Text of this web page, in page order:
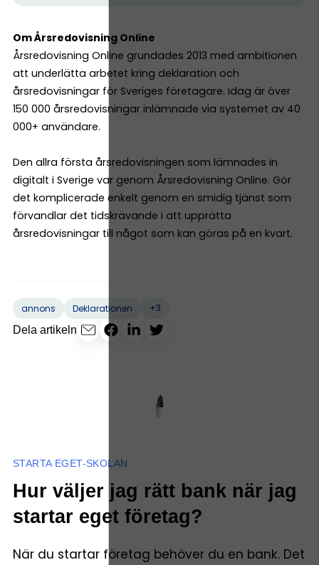
Om Årsredovisning Online
Årsredovisning Online grundades 2013 med ambitionen
att underlätta arbetet kring deklaration och
årsredovisningar för Sveriges företagare. Idag är över
150 000 årsredovisningar inlämnade via systemet av 40
000+ användare.
Den allra första årsredovisningen som lämnades in
digitalt i Sverige var genom Årsredovisning Online. Gör
det komplicerade enkelt genom en smidig tjänst som
förvandlar det tidskrävande i att upprätta
årsredovisningar till något som kan göras på en kvart.
annons Deklarationen
+3
Dela artikeln
STARTA EGET-SKOLAN
Hur väljer jag rätt bank när jag
startar eget företag?
När du startar företag behöver du en bank. Det